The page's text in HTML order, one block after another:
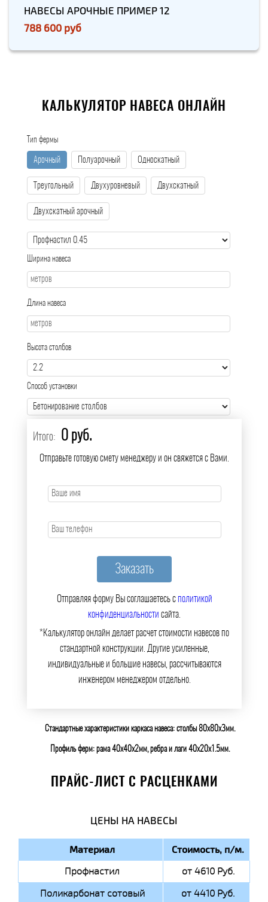
НАВЕСЫ АРОЧНЫЕ ПРИМЕР 12
788 600 руб
КАЛЬКУЛЯТОР НАВЕСА ОНЛАЙН
Тип фермы
Арочный Полуарочный Односкатный
Треугольный Двухуровневый Двухскатный
Двухскатный арочный
Ширина навеса
Длина навеса
Высота столбов
Способ установки
Итого: 0 руб.
Отправьте готовую смету менеджеру и он свяжется с Вами.
Отправляя форму Вы соглашаетесь сполитикой
конфиденциальности сайта.
*Калькулятор онлайн делает расчет стоимости навесов по
стандартной конструкции. Другие усиленные,
индивидуальные и большие навесы, рассчитываются
инженером менеджером отдельно.
Стандартные характеристики каркаса навеса: столбы 80х80х3мм.
Профиль ферм: рама 40х40х2мм, ребра и лаги 40х20х1.5мм.
ПРАЙС-ЛИСТ С РАСЦЕНКАМИ
ЦЕНЫ НА НАВЕСЫ
Материал Стоимость, п/м.
Профнастил
от 4610 Руб.
Поликарбонат сотовый
от 4410 Руб.